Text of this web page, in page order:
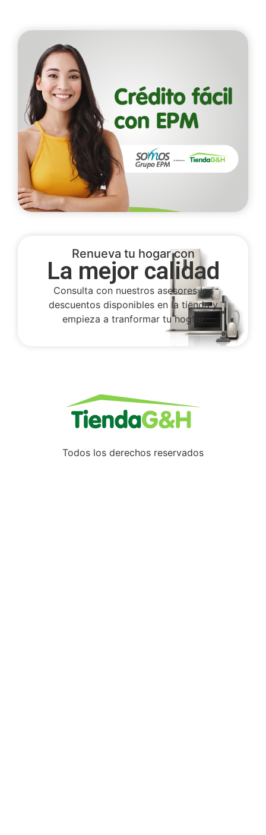
Renueva tu hogar con
La mejor calidad
Consulta con nuestros asesores los
descuentos disponibles en la tienda y
empieza a tranformar tu hogfar
Todos los derechos reservados